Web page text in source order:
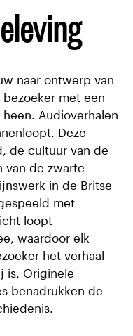
naar ontwerp van
met een
Audioverhalen
Deze
de cultuur van de
van de zwarte
in de Britse
met
loopt
waardoor elk
het verhaal
is. Originele
benadrukken de